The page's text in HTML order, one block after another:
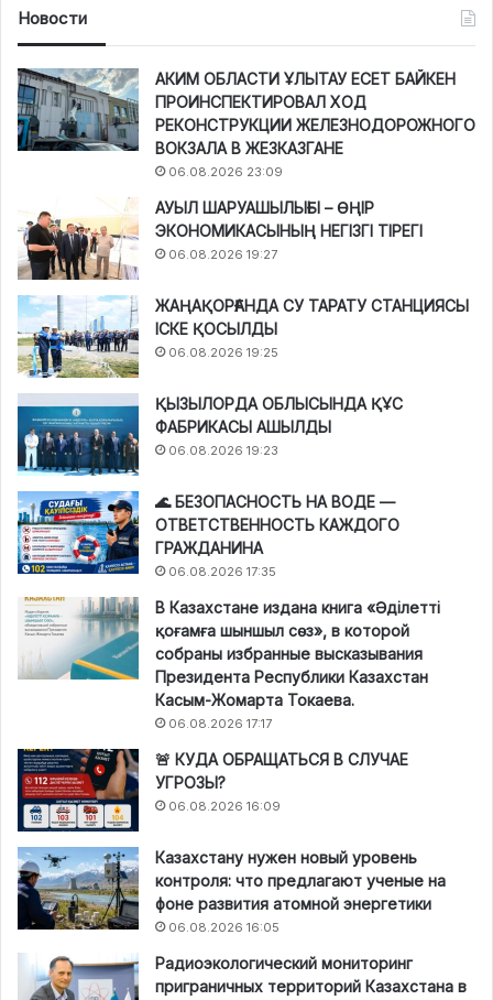
Новости
АКИМ ОБЛАСТИ ҰЛЫТАУ ЕСЕТ БАЙКЕН
ПРОИНСПЕКТИРОВАЛ ХОД
РЕКОНСТРУКЦИИ ЖЕЛЕЗНОДОРОЖНОГО
ВОКЗАЛА В ЖЕЗКАЗГАНЕ
06.08.2026 23:09
АУЫЛ ШАРУАШЫЛЫҒЫ – ӨҢІР
ЭКОНОМИКАСЫНЫҢ НЕГІЗГІ ТІРЕГІ
06.08.2026 19:27
ЖАҢАҚОРҒАНДА СУ ТАРАТУ СТАНЦИЯСЫ
ІСКЕ ҚОСЫЛДЫ
06.08.2026 19:25
ҚЫЗЫЛОРДА ОБЛЫСЫНДА ҚҰС
ФАБРИКАСЫ АШЫЛДЫ
06.08.2026 19:23
🌊 БЕЗОПАСНОСТЬ НА ВОДЕ —
ОТВЕТСТВЕННОСТЬ КАЖДОГО
ГРАЖДАНИНА
06.08.2026 17:35
В Казахстане издана книга «Әділетті
қоғамға шыншыл сөз», в которой
собраны избранные высказывания
Президента Республики Казахстан
Касым-Жомарта Токаева.
06.08.2026 17:17
🚨 КУДА ОБРАЩАТЬСЯ В СЛУЧАЕ
УГРОЗЫ?
06.08.2026 16:09
Казахстану нужен новый уровень
контроля: что предлагают ученые на
фоне развития атомной энергетики
06.08.2026 16:05
Радиоэкологический мониторинг
приграничных территорий Казахстана в